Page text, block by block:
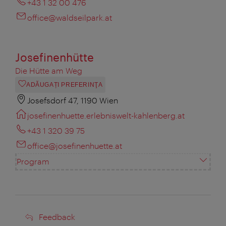
+43 1 32 00 476
office@waldseilpark.at
Josefinenhütte
Die Hütte am Weg
ADĂUGAȚI PREFERINŢA
Josefsdorf 47, 1190 Wien
josefinenhuette.erlebniswelt-kahlenberg.at
+43 1 320 39 75
office@josefinenhuette.at
Program
Feedback
Feedback